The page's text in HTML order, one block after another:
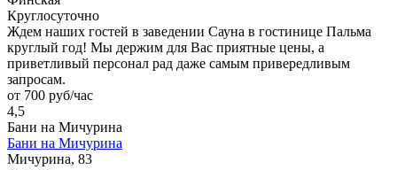
Круглосуточно
Ждем наших гостей в заведении Сауна в гостинице Пальма
круглый год! Мы держим для Вас приятные цены, а
приветливый персонал рад даже самым привередливым
запросам.
от 700 руб/час
4,5
Бани на Мичурина
Бани на Мичурина
Мичурина, 83